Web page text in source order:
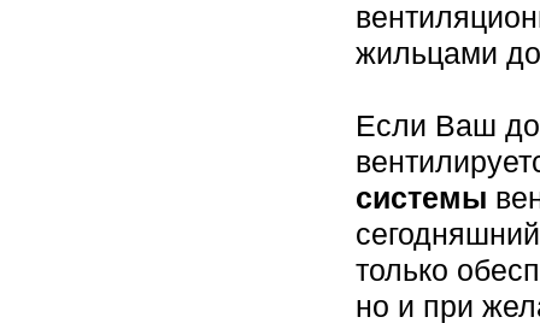
жильцами
Если Ваш
системы
только
но и при